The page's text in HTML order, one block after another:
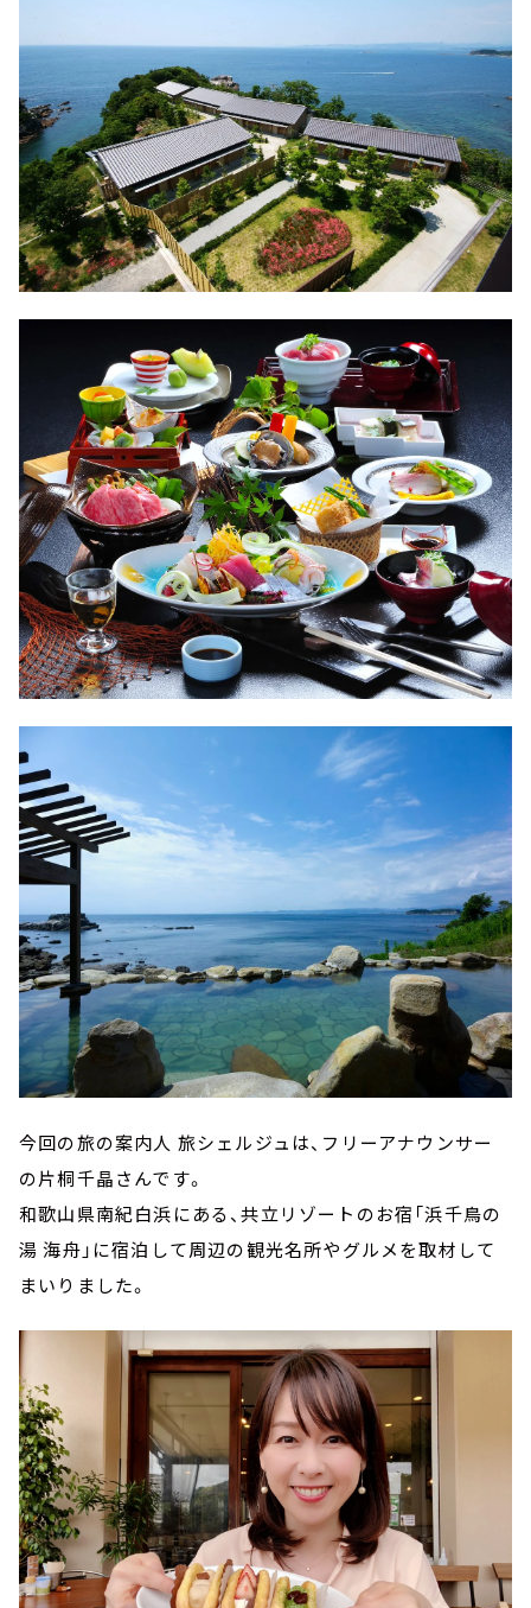
今回の旅の案内人 旅シェルジュは、フリーアナウンサー
の片桐千晶さんです。
和歌山県南紀白浜にある、共立リゾートのお宿「浜千鳥の
湯 海舟」に宿泊して周辺の観光名所やグルメを取材して
まいりました。